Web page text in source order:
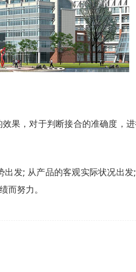
果，对于判断接合的准确度
发; 从产品的客观实际状况出
而努力。